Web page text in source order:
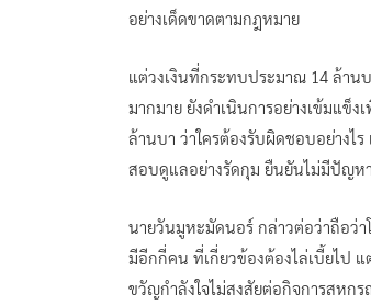
อย่างเด็ดขาดตามกฎหมาย
แต่วงเงินที่กระทบประมาณ 14 ล้าน
มากมาย ยังดำเนินการอย่างเข้มแข็
ล้านบา ว่าใครต้องรับผิดชอบอย่าง
สอบดูแลอย่างรัดกุม ยืนยันไม่มีปัญห
นายวันมูหะมัดนอร์ กล่าวต่อว่าถือว่
มีอีกกี่คน ที่เกี่ยวข้องต้องไล่เบี้ยไป
ขวัญกำลังใจไม่สงสัยต่อกิจการสหก